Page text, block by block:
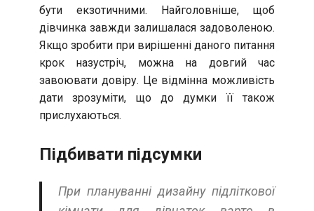
бути екзотичними. Найголовніше, щоб
дівчинка завжди залишалася задоволеною.
Якщо зробити при вирішенні даного питання
крок назустріч, можна на довгий час
завоювати довіру. Це відмінна можливість
дати зрозуміти, що до думки її також
прислухаються.
Підбивати підсумки
При плануванні дизайну підліткової